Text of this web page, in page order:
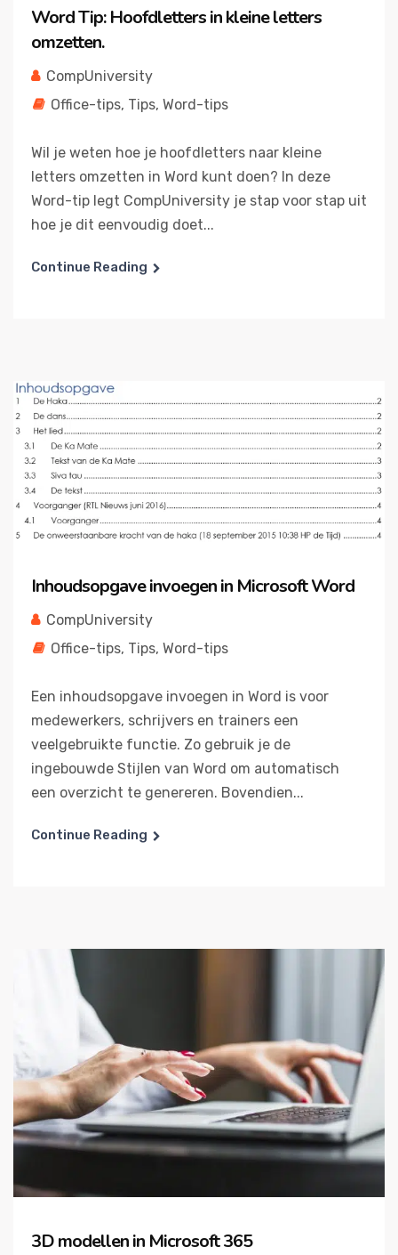
Word Tip: Hoofdletters in kleine letters
omzetten.
CompUniversity
Office-tips, Tips, Word-tips
Wil je weten hoe je hoofdletters naar kleine
letters omzetten in Word kunt doen? In deze
Word-tip legt CompUniversity je stap voor stap uit
hoe je dit eenvoudig doet...
Continue Reading
Inhoudsopgave invoegen in Microsoft Word
CompUniversity
Office-tips, Tips, Word-tips
Een inhoudsopgave invoegen in Word is voor
medewerkers, schrijvers en trainers een
veelgebruikte functie. Zo gebruik je de
ingebouwde Stijlen van Word om automatisch
een overzicht te genereren. Bovendien...
Continue Reading
3D modellen in Microsoft 365